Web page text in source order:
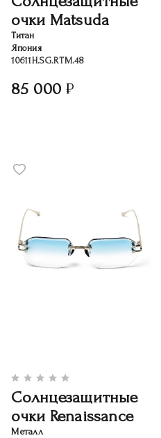
очки Matsuda
Титан
Япония
10611H.SG.RTM.48
85 000
Солнцезащитные
очки Renaissance
Металл